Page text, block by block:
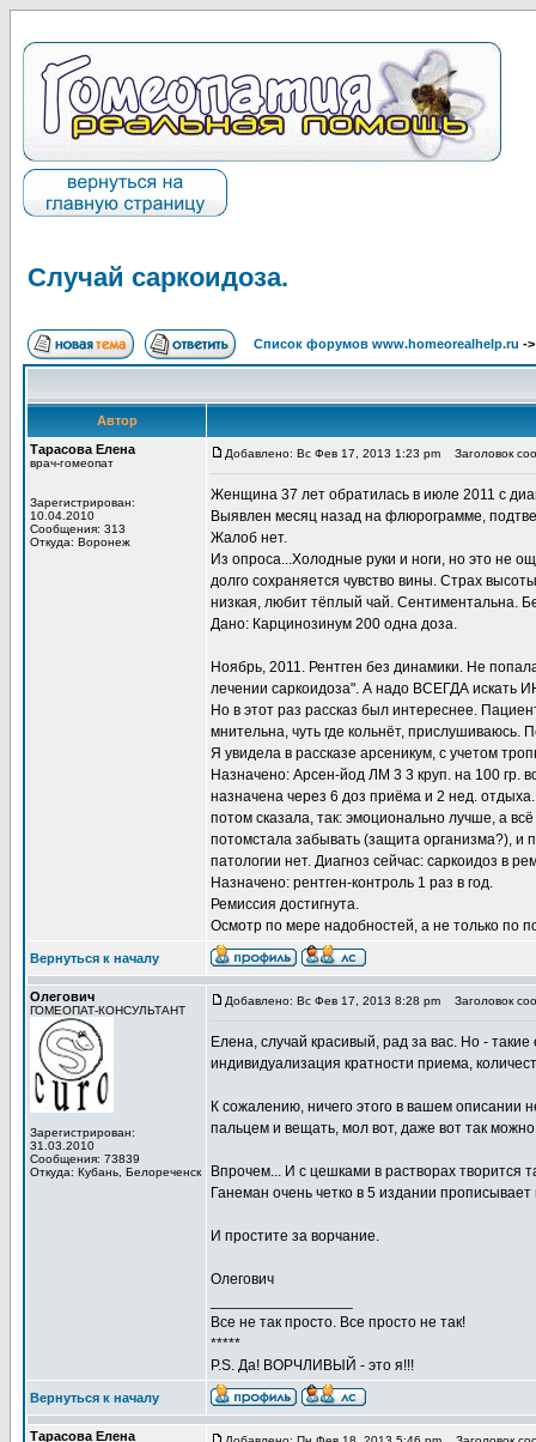
Случай саркоидоза.
Список форумов www.homeorealhelp.ru -
Автор
Тарасова Елена
врач-гомеопат
Зарегистрирован:
10.04.2010
Сообщения: 313
Откуда: Воронеж
Добавлено: Вс Фев 17, 2013 1:23 pm Заголовок
Женщина 37 лет обратилась в июле 2011 с
Выявлен месяц назад на флюрограмме,
Жалоб нет.
Из опроса...Холодные руки и ноги, но это не
долго сохраняется чувство вины. Страх
низкая, любит тёплый чай. Сентиментальна.
Дано: Карцинозинум 200 одна доза.
Ноябрь, 2011. Рентген без динамики. Не
лечении саркоидоза". А надо ВСЕГДА
Но в этот раз рассказ был интереснее.
мнительна, чуть где кольнёт,
Я увидела в рассказе арсеникум, с учетом
Назначено: Арсен-йод ЛМ 3 3 круп. на 100 гр.
назначена через 6 доз приёма и 2 нед.
потом сказала, так: эмоционально лучше, а
потомстала забывать (защита организма?), и
патологии нет. Диагноз сейчас: саркоидоз в
Назначено: рентген-контроль 1 раз в год.
Ремиссия достигнута.
Осмотр по мере надобностей, а не только по
Вернуться к началу
Олегович
ГОМЕОПАТ-КОНСУЛЬТАНТ
Зарегистрирован:
31.03.2010
Сообщения: 73839
Откуда: Кубань, Белореченск
Добавлено: Вс Фев 17, 2013 8:28 pm Заголовок
Елена, случай красивый, рад за вас. Но -
индивидуализация кратности приема,
К сожалению, ничего этого в вашем описании
пальцем и вещать, мол вот, даже вот так
Впрочем... И с цешками в растворах творится
Ганеман очень четко в 5 издании
И простите за ворчание.
Олегович
Все не так просто. Все просто не так!
*****
P.S. Да! ВОРЧЛИВЫЙ - это я!!!
Вернуться к началу
Тарасова Елена